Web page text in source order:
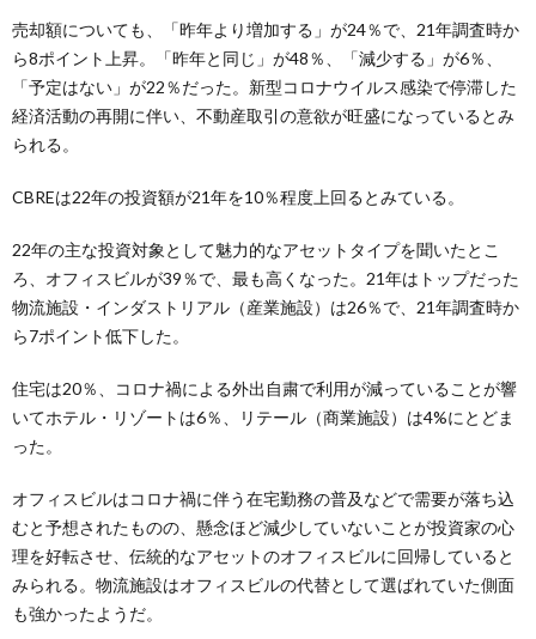
売却額についても、「昨年より増加する」が24％で、21年調査時か
ら8ポイント上昇。「昨年と同じ」が48％、「減少する」が6％、
「予定はない」が22％だった。新型コロナウイルス感染で停滞した
経済活動の再開に伴い、不動産取引の意欲が旺盛になっているとみ
られる。
CBREは22年の投資額が21年を10％程度上回るとみている。
22年の主な投資対象として魅力的なアセットタイプを聞いたとこ
ろ、オフィスビルが39％で、最も高くなった。21年はトップだった
物流施設・インダストリアル（産業施設）は26％で、21年調査時か
ら7ポイント低下した。
住宅は20％、コロナ禍による外出自粛で利用が減っていることが響
いてホテル・リゾートは6％、リテール（商業施設）は4%にとどま
った。
オフィスビルはコロナ禍に伴う在宅勤務の普及などで需要が落ち込
むと予想されたものの、懸念ほど減少していないことが投資家の心
理を好転させ、伝統的なアセットのオフィスビルに回帰していると
みられる。物流施設はオフィスビルの代替として選ばれていた側面
も強かったようだ。